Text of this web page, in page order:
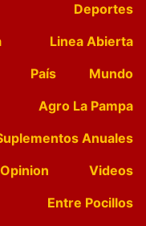
Deportes
Linea Abierta
País
Mundo
Agro La Pampa
Anuales
Opinion
Videos
Entre Pocillos